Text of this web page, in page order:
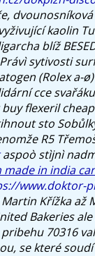
dvounosníková
kaolin
blíž
sytivosti
(Rolex a-
cce
flexeril
sto
R5
aspoò stìjnì
made in india
www.doktor-
Křížka až
Bakeries
70316
se které